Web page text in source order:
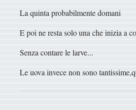
La quinta probabilmente domani
E poi ne resta solo una che inizia a
Senza contare le larve...
Le uova invece non sono